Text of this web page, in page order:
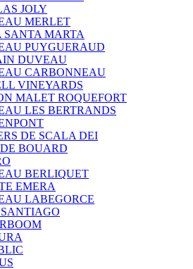
JOLY
MERLET
MARTA
PUYGUERAUD
DUVEAU
CARBONNEAU
VINEYARDS
MALET ROQUEFORT
LES BERTRANDS
DE SCALA DEI
BOUARD
BERLIQUET
EMERA
LABEGORCE